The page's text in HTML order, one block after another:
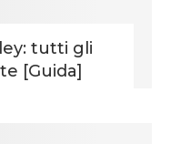
tutti gli
[Guida]